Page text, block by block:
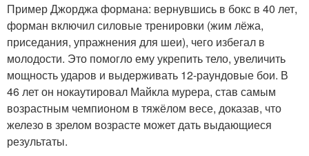
Пример Джорджа формана: вернувшись в бокс в 40 лет,
форман включил силовые тренировки (жим лёжа,
приседания, упражнения для шеи), чего избегал в
молодости. Это помогло ему укрепить тело, увеличить
мощность ударов и выдерживать 12-раундовые бои. В
46 лет он нокаутировал Майкла мурера, став самым
возрастным чемпионом в тяжёлом весе, доказав, что
железо в зрелом возрасте может дать выдающиеся
результаты.